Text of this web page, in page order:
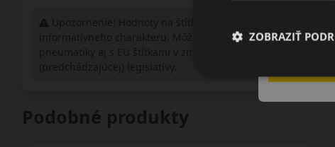
informatívneho charakteru. Môžu byť dodané
Podobné produkty
ZOBRAZIŤ